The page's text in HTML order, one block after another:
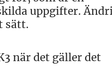
uppgifter.
sätt.
när det gäller det